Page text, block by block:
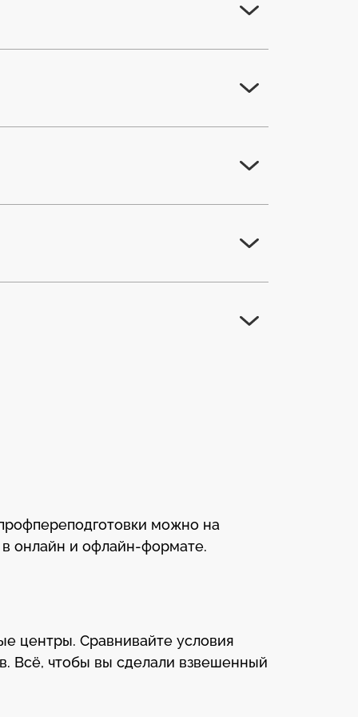
можно на
онлайн и офлайн-формате.
центры. Сравнивайте условия
Всё, чтобы вы сделали взвешенный